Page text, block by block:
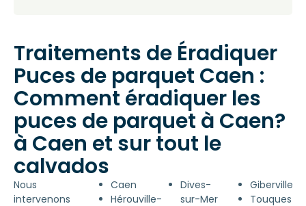
Traitements de Éradiquer
Puces de parquet Caen :
Comment éradiquer les
puces de parquet à Caen?
à Caen et sur tout le
calvados
Nous
intervenons
Caen
Hérouville-
Dives-
sur-Mer
Giberville
Touques